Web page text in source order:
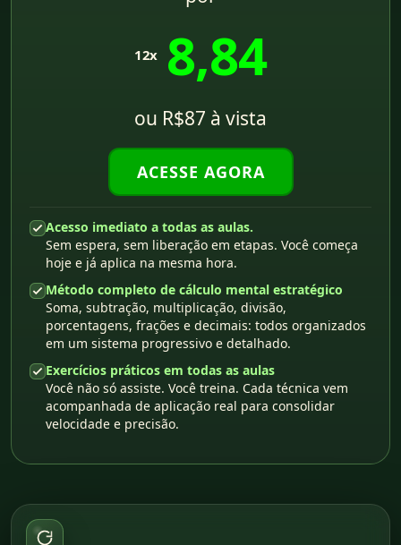
12x 8,84
ou R$87 à vista
ACESSE AGORA
Acesso imediato a todas as aulas.
Sem espera, sem liberação em etapas. Você começa
hoje e já aplica na mesma hora.
Método completo de cálculo mental estratégico
Soma, subtração, multiplicação, divisão,
porcentagens, frações e decimais: todos organizados
em um sistema progressivo e detalhado.
Exercícios práticos em todas as aulas
Você não só assiste. Você treina. Cada técnica vem
acompanhada de aplicação real para consolidar
velocidade e precisão.